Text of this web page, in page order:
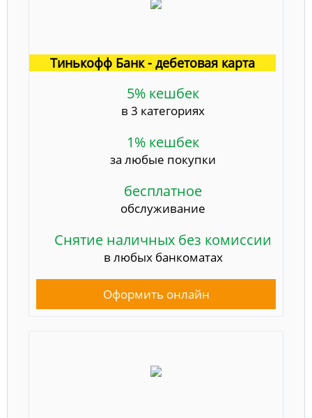
Тинькофф Банк - дебетовая карта
5% кешбек
в 3 категориях
1% кешбек
за любые покупки
бесплатное
обслуживание
Снятие наличных без комиссии
в любых банкоматах
Оформить онлайн